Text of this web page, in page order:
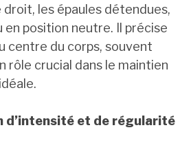
les épaules détendues,
en position neutre. Il précise
centre du corps, souvent
rôle crucial dans le maintien
d’intensité et de régularité